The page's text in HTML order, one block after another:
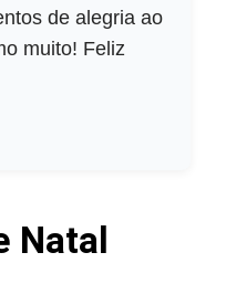
de alegria ao
muito! Feliz
Natal